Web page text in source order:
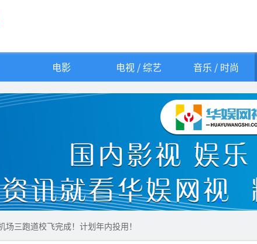
电影 电视 / 综艺 音乐 / 时尚
场三跑道校飞完成！计划年内投用！